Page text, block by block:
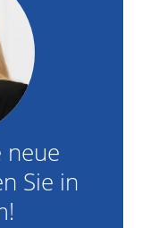
neue
Sie in